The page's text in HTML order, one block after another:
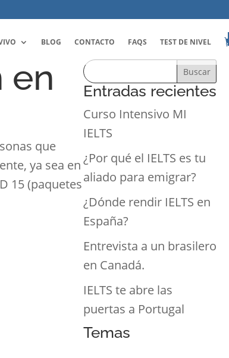
BLOG CONTACTO FAQS TEST DE NIVEL
en
que
ya sea en
15 (paquetes
Buscar
Entradas recientes
Curso Intensivo MI
IELTS
¿Por qué el IELTS es tu
aliado para emigrar?
¿Dónde rendir IELTS en
España?
Entrevista a un brasilero
en Canadá.
IELTS te abre las
puertas a Portugal
Temas